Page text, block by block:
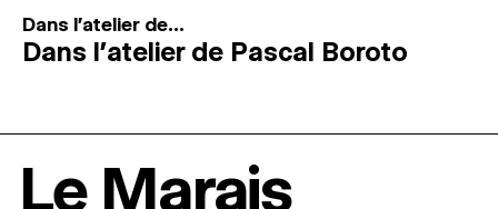
Dans l'atelier de...
Dans l’atelier de Pascal Boroto
Le Marais